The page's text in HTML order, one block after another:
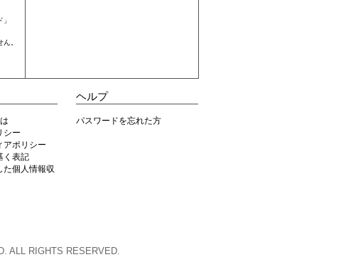
。
シー
アポリシー
く表記
た個人情報収
ヘルプ
パスワードを忘れた方
ALL RIGHTS RESERVED.